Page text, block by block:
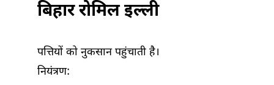
बिहार रोमिल इल्ली
पत्तियों को नुकसान पहुंचाती है।
नियंत्रण: